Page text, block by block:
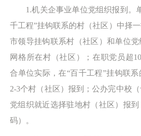
1.机关企事业单位党组织报到。
千工程”挂钩联系的村（社区）中择
市领导挂钩联系村（社区）和单位
网格所在村（社区）；在职党员超
合单位实际，在“百千工程”挂钩联
2-3个村（社区）报到；公办完中校
党组织就近选择驻地村（社区）报
码）。